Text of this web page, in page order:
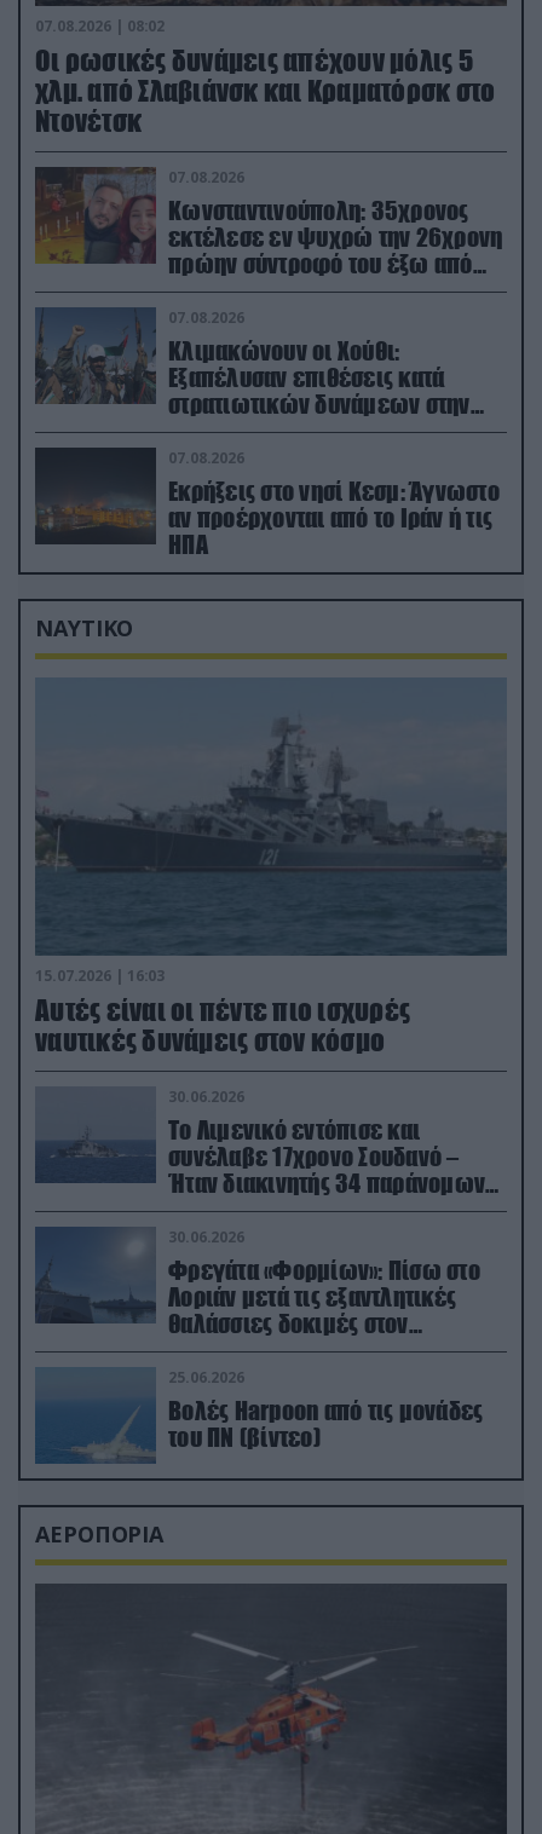
07.08.2026 | 08:02
Οι ρωσικές δυνάμεις απέχουν μόλις 5
χλμ. από Σλαβιάνσκ και Κραματόρσκ στο
Ντονέτσκ
07.08.2026
Κωνσταντινούπολη: 35χρονος
εκτέλεσε εν ψυχρώ την 26χρονη
πρώην σύντροφό του έξω από
φαρμακείο (βίντεο)
07.08.2026
Κλιμακώνουν οι Χούθι:
Eξαπέλυσαν επιθέσεις κατά
στρατιωτικών δυνάμεων στην
Υεμένη – Πλήγματα & στη
Σαουδική Αραβία!
07.08.2026
Εκρήξεις στο νησί Κεσμ: Άγνωστο
αν προέρχονται από το Ιράν ή τις
ΗΠΑ
ΝΑΥΤΙΚΟ
15.07.2026 | 16:03
Aυτές είναι οι πέντε πιο ισχυρές
ναυτικές δυνάμεις στον κόσμο
30.06.2026
Το Λιμενικό εντόπισε και
συνέλαβε 17χρονο Σουδανό –
Ήταν διακινητής 34 παράνομων
μεταναστών
30.06.2026
Φρεγάτα «Φορμίων»: Πίσω στο
Λοριάν μετά τις εξαντλητικές
θαλάσσιες δοκιμές στον
απαιτητικό Βισκαϊκό
25.06.2026
Βολές Harpoon από τις μονάδες
του ΠΝ (βίντεο)
ΑΕΡΟΠΟΡΙΑ